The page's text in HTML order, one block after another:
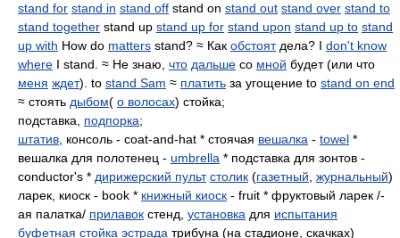
stand for stand in stand off stand on stand out stand over stand to
stand together stand up stand up for stand upon stand up to stand
up with How do matters stand? ≈ Как обстоятдела? I don't know
where I stand. ≈ Не знаю, что дальше со мной будет (или что
меня ждет). to stand Sam ≈ платить за угощение to stand on end
≈ стоять дыбом( о волосах) стойка;
подставка, подпорка;
штатив , консоль - coat-and-hat * стоячая вешалка - towel *
вешалка для полотенец - umbrella * подставка для зонтов -
conductor's * дирижерский пульт столик (газетный журнальный)
ларек, киоск - book * книжный киоск - fruit * фруктовый ларек /-
ая палатка/ прилавок стенд, установка для испытания
буфетная стойка эстрада трибуна (на стадионе, скачках)